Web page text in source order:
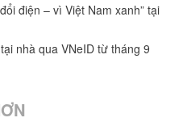
điện – vì Việt Nam xanh” tại
nhà qua VNeID từ tháng 9